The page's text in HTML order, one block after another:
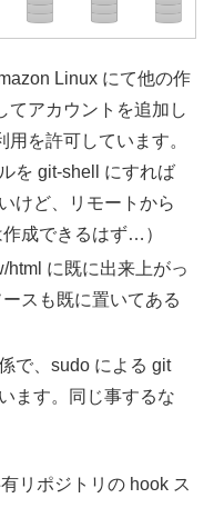
Linux にて他の作
てアカウントを追加し
を許可しています。
を git-shell にすれば
けど、リモートから
成できるはず…）
html に既に出来上がっ
スも既に置いてある
で、sudo による git
ます。同じ事するな
リポジトリの hook ス